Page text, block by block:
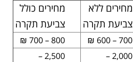
מחירים ללא
צביעת תקרה
מחירים כולל
צביעת תקרה
700 – 600 ₪
800 – 700 ₪
2,000 –
2,500 –